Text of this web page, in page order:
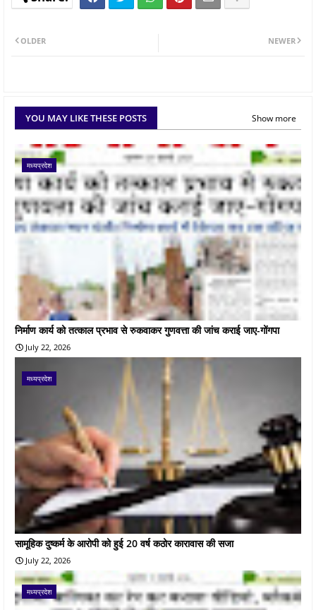
NEWER
OLDER
YOU MAY LIKE THESE POSTS Show more
मध्यप्रदेश
निर्माण कार्य को तत्काल प्रभाव से रुकवाकर गुणवत्ता की जांच कराई जाए-गोंगपा
July 22, 2026
मध्यप्रदेश
सामूहिक दुष्कर्म के आरोपी को हुई 20 वर्ष कठोर कारावास की सजा
July 22, 2026
मध्यप्रदेश